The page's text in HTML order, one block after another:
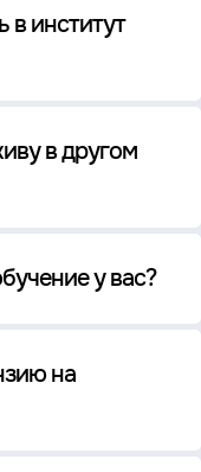
в институт
в другом
у вас?
на